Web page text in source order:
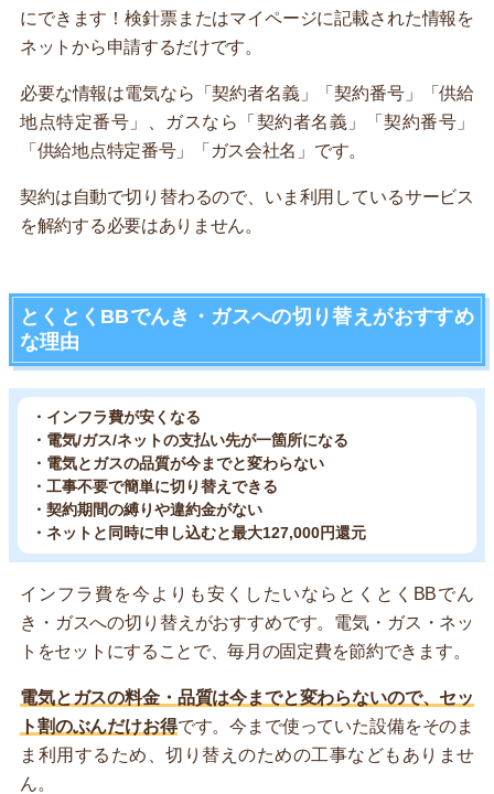
にできます！検針票またはマイページに記載された情報を
ネットから申請するだけです。
必要な情報は電気なら「契約者名義」「契約番号」「供給
地点特定番号」、ガスなら「契約者名義」「契約番号」
「供給地点特定番号」「ガス会社名」です。
契約は自動で切り替わるので、いま利用しているサービス
を解約する必要はありません。
とくとくBBでんき・ガスへの切り替えがおすすめ
な理由
・インフラ費が安くなる
・電気/ガス/ネットの支払い先が一箇所になる
・電気とガスの品質が今までと変わらない
・工事不要で簡単に切り替えできる
・契約期間の縛りや違約金がない
・ネットと同時に申し込むと最大127,000円還元
インフラ費を今よりも安くしたいならとくとくBBでん
き・ガスへの切り替えがおすすめです。電気・ガス・ネッ
トをセットにすることで、毎月の固定費を節約できます。
電気とガスの料金・品質は今までと変わらないので、セッ
ト割のぶんだけお得です。今まで使っていた設備をそのま
ま利用するため、切り替えのための工事などもありませ
ん。